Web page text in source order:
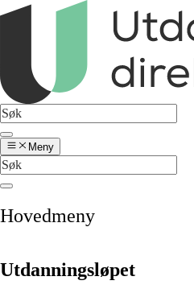
Meny
Hovedmeny
Utdanningsløpet